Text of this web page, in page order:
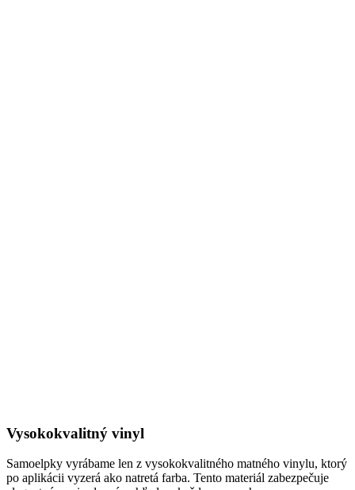
Vysokokvalitný vinyl
Samoelpky vyrábame len z vysokokvalitného matného vinylu, ktorý
po aplikácii vyzerá ako natretá farba. Tento materiál zabezpečuje